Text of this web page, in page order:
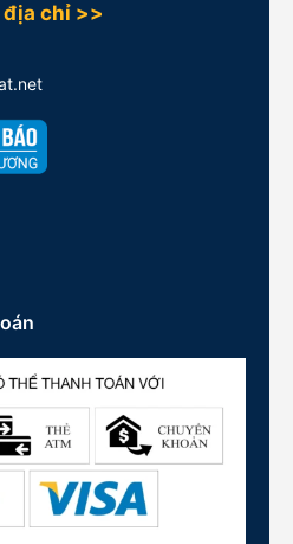
địa chỉ >>